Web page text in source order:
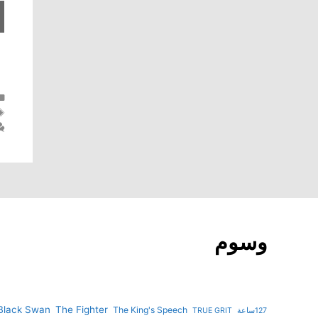
وسوم
127ساعة Swan The Fighter The King's Speech TRUE GRIT